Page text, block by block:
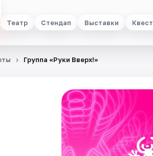
Театр Стендап Выставки
Группа «Руки Вверх!»